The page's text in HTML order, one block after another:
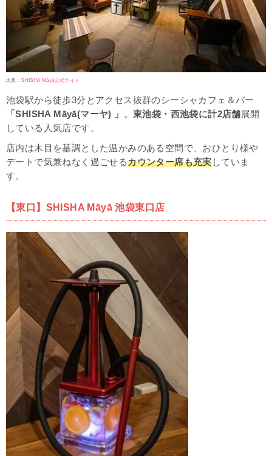
出典：SHISHA Māyā公式サイト
池袋駅から徒歩3分とアクセス抜群のシーシャカフェ＆バー
「SHISHA Māyā(マーヤ) 」 。東池袋・西池袋に計2店舗展開
している人気店です。
店内は木目を基調とした温かみのある空間で、おひとり様や
デートで気兼ねなく過ごせるカウンター席も充実していま
す。
【東口】SHISHA Māyā 池袋東口店